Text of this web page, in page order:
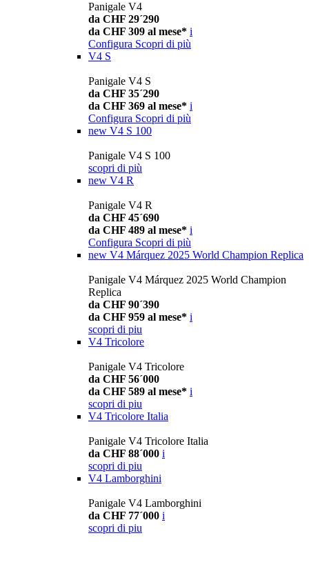
Panigale V4
da CHF 29´290
da CHF 309 al mese* i
Configura Scopri di più
V4 S
Panigale V4 S
da CHF 35´290
da CHF 369 al mese* i
Configura Scopri di più
new V4 S 100
Panigale V4 S 100
scopri di più
new V4 R
Panigale V4 R
da CHF 45´690
da CHF 489 al mese* i
Configura Scopri di più
new V4 Márquez 2025 World Champion Replica
Panigale V4 Márquez 2025 World Champion
Replica
da CHF 90´390
da CHF 959 al mese* i
scopri di piu
V4 Tricolore
Panigale V4 Tricolore
da CHF 56´000
da CHF 589 al mese* i
scopri di piu
V4 Tricolore Italia
Panigale V4 Tricolore Italia
da CHF 88´000 i
scopri di piu
V4 Lamborghini
Panigale V4 Lamborghini
da CHF 77´000 i
scopri di piu